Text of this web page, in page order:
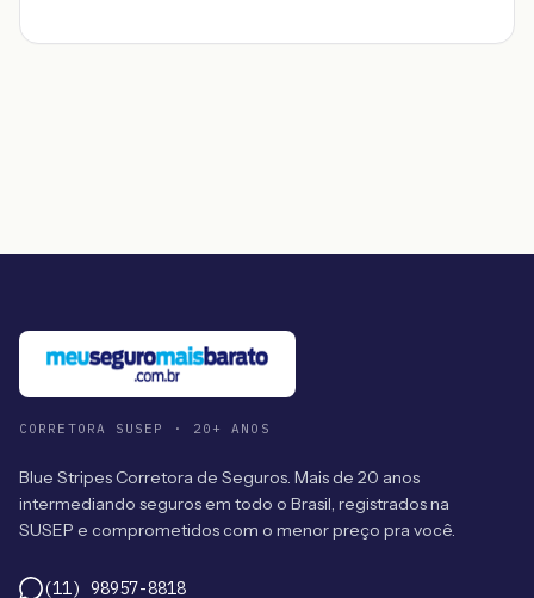
CORRETORA SUSEP · 20+ ANOS
Blue Stripes Corretora de Seguros. Mais de 20 anos
intermediando seguros em todo o Brasil, registrados na
SUSEP e comprometidos com o menor preço pra você.
(11) 98957-8818